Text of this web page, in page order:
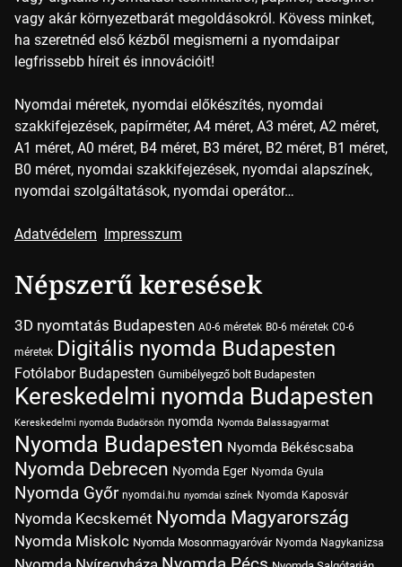
vagy akár környezetbarát megoldásokról. Kövess minket,
ha szeretnéd első kézből megismerni a nyomdaipar
legfrissebb híreit és innovációit!
Nyomdai méretek, nyomdai előkészítés, nyomdai
szakkifejezések, papírméter, A4 méret, A3 méret, A2 méret,
A1 méret, A0 méret, B4 méret, B3 méret, B2 méret, B1 méret,
B0 méret, nyomdai szakkifejezések, nyomdai alapszínek,
nyomdai szolgáltatások, nyomdai operátor…
Adatvédelem Impresszum
Népszerű keresések
3D nyomtatás Budapesten A0-6 méretek B0-6 méretek C0-6
méretek Digitális nyomda Budapesten
Fotólabor Budapesten Gumibélyegző bolt Budapesten
Kereskedelmi nyomda Budapesten
Kereskedelmi nyomda Budaörsön nyomda Nyomda Balassagyarmat
Nyomda Budapesten Nyomda Békéscsaba
Nyomda Debrecen Nyomda Eger Nyomda Gyula
Nyomda Győr nyomdai.hu nyomdai színek Nyomda Kaposvár
Nyomda Kecskemét Nyomda Magyarország
Nyomda Miskolc Nyomda Mosonmagyaróvár Nyomda Nagykanizsa